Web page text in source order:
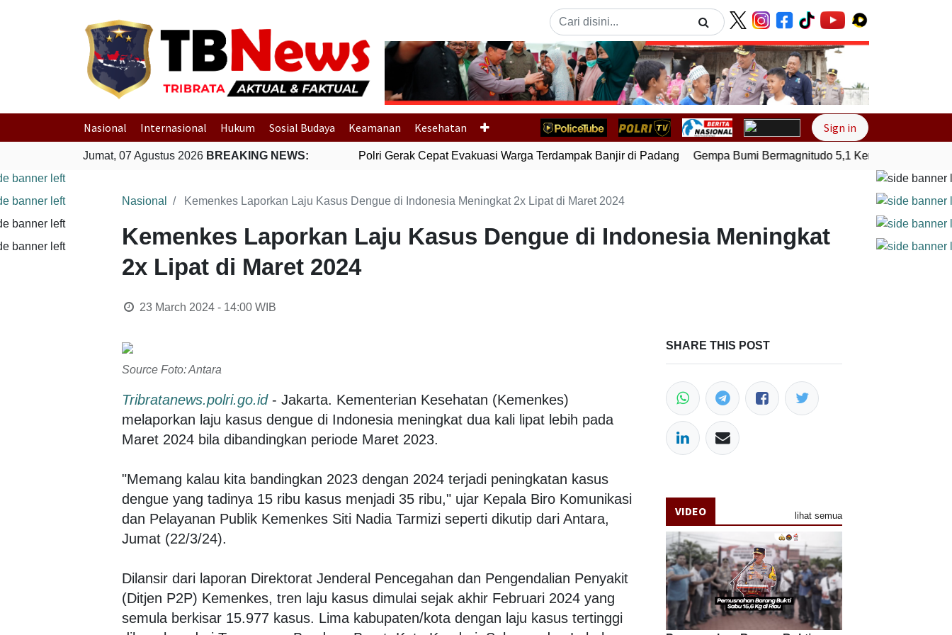
Previous Next
Nasional Internasional Hukum Sosial Budaya Keamanan Kesehatan Sign in
Jumat, 07 Agustus 2026 BREAKING NEWS: Polri Gerak Cepat Evakuasi Warga Terdampak Banjir di Padang Gempa Bumi Bermagnitudo 5,1 Kembali Guncang
Nasional Kemenkes Laporkan Laju Kasus Dengue di Indonesia Meningkat 2x Lipat di Maret 2024
Kemenkes Laporkan Laju Kasus Dengue di Indonesia Meningkat
2x Lipat di Maret 2024
23 March 2024 - 14:00WIB
Source Foto: Antara
Tribratanews.polri.go.id- Jakarta. Kementerian Kesehatan (Kemenkes)
melaporkan laju kasus dengue di Indonesia meningkat dua kali lipat lebih pada
Maret 2024 bila dibandingkan periode Maret 2023.
"Memang kalau kita bandingkan 2023 dengan 2024 terjadi peningkatan kasus
dengue yang tadinya 15 ribu kasus menjadi 35 ribu," ujar Kepala Biro Komunikasi
dan Pelayanan Publik Kemenkes Siti Nadia Tarmizi seperti dikutip dari Antara,
Jumat (22/3/24).
Dilansir dari laporan Direktorat Jenderal Pencegahan dan Pengendalian Penyakit
(Ditjen P2P) Kemenkes, tren laju kasus dimulai sejak akhir Februari 2024 yang
semula berkisar 15.977 kasus. Lima kabupaten/kota dengan laju kasus tertinggi
SHARE THIS POST
VIDEO lihat semua